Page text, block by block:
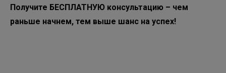
Получите БЕСПЛАТНУЮ консультацию – чем
раньше начнем, тем выше шанс на успех!